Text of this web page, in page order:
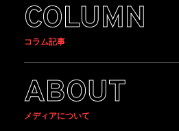
COLUMN
コラム記事
ABOUT
メディアについて